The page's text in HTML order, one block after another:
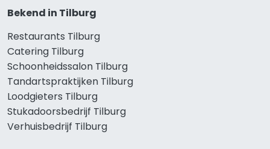
Bekend in Tilburg
Restaurants Tilburg
Catering Tilburg
Schoonheidssalon Tilburg
Tandartspraktijken Tilburg
Loodgieters Tilburg
Stukadoorsbedrijf Tilburg
Verhuisbedrijf Tilburg